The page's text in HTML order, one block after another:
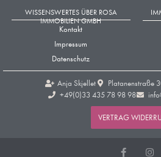
WISSENSWERTES ÜBER ROSA
IMMOBILIEN GMBH
Kontakt
Impressum
Datenschutz
Anja Skjellet
Platanenstraße
+49(0)33 435 78 98 98​
VERTRAG